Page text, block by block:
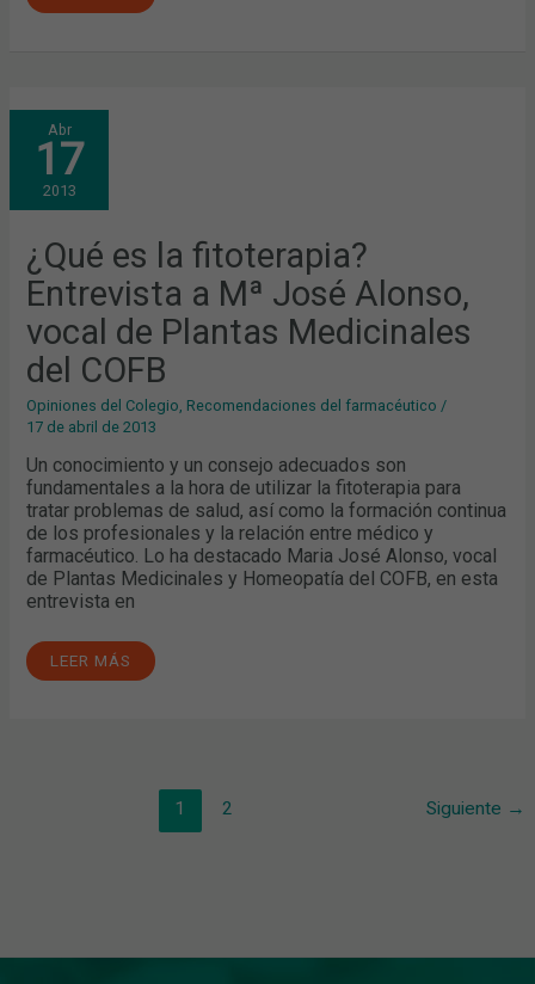
Abr
17
2013
¿Qué es la fitoterapia?
Entrevista a Mª José Alonso,
vocal de Plantas Medicinales
del COFB
Opiniones del Colegio, Recomendaciones del farmacéutico /
17 de abril de 2013
Un conocimiento y un consejo adecuados son
fundamentales a la hora de utilizar la fitoterapia para
tratar problemas de salud, así como la formación continua
de los profesionales y la relación entre médico y
farmacéutico. Lo ha destacado Maria José Alonso, vocal
de Plantas Medicinales y Homeopatía del COFB, en esta
entrevista en
¿QUÉ
ES
LA
FITOTERAPIA?
ENTREVISTA
A
Mª
ALONSO,
VOCAL
DE
PLANTAS
MEDICINALES
COFB
LEER MÁS
1 2 Siguiente →